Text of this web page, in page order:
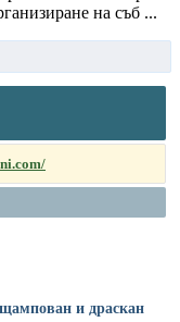
на съб ...
и драскан